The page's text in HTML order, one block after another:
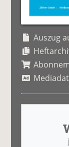
Auszug